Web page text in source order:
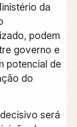
da
podem
governo e
potencial de
do
será